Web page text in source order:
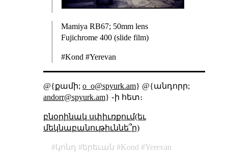
Mamiya RB67; 50mm lens
Fujichrome 400 (slide film)
#Kond #Yerevan
@{քամի; o_o@spyurk.am} @{անդորր;
andorr@spyurk.am} ֊ի հետ։
բնօրինակ սփիւռքում(եւ
մեկնաբանութիւննե՞ր)
կոնդ երեւան Kond
Yerevan